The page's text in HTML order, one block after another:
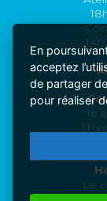
16
Le
En
acceptez
de partager
pour réaliser